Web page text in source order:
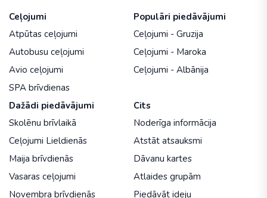
Ceļojumi
Atpūtas ceļojumi
Autobusu ceļojumi
Avio ceļojumi
SPA brīvdienas
Populāri piedāvājumi
Ceļojumi - Gruzija
Ceļojumi - Maroka
Ceļojumi - Albānija
Dažādi piedāvājumi
Skolēnu brīvlaikā
Ceļojumi Lieldienās
Maija brīvdienās
Vasaras ceļojumi
Novembra brīvdienās
Cits
Noderīga informācija
Atstāt atsauksmi
Dāvanu kartes
Atlaides grupām
Piedāvāt ideju